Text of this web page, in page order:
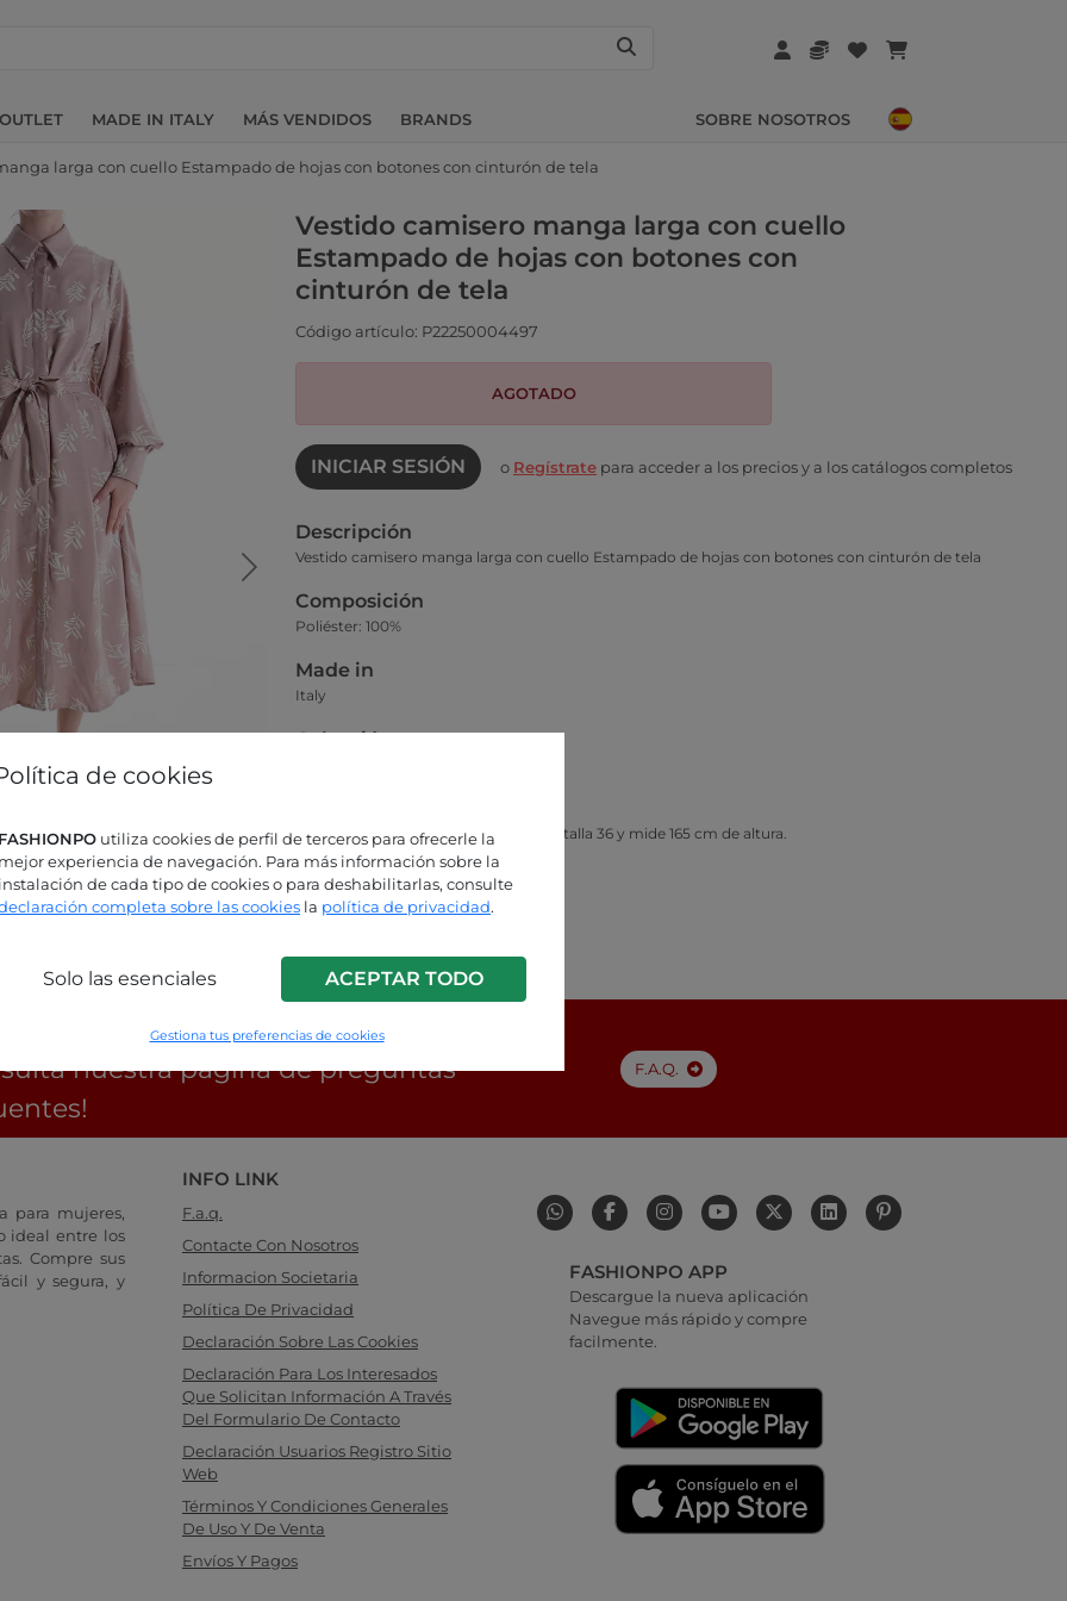
de cookies
utiliza cookies de perfil de terceros para ofrecerle la
experiencia de navegación. Para más información sobre la
de cada tipo de cookies o para deshabilitarlas, consulte
completa sobre las cookies la política de privacidad.
Solo las esenciales ACEPTAR TODO
Gestiona tus preferencias de cookies
OUTLET MADE IN ITALY MÁS VENDIDOS BRANDS SOBRE NOSOTROS
larga con cuello Estampado de hojas con botones con cinturón de tela
Vestido camisero manga larga con cuello
Estampado de hojas con botones con
cinturón de tela
Código artículo: P22250004497
AGOTADO
INICIAR SESIÓN o Regístrate para acceder a los precios y a los catálogos completos
Descripción
Vestido camisero manga larga con cuello Estampado de hojas con botones con cinturón de tela
Composición
Poliéster: 100%
Made in
Italy
Colección
La modelo de la foto principal viste la talla 36 y mide 165 cm de altura.
Guía de tallas
buscando respuestas?
nuestra página de preguntas
F.A.Q.
para mujeres,
ideal entre los
Compre sus
y segura, y
INFO LINK
F.a.q.
Contacte Con Nosotros
Informacion Societaria
Política De Privacidad
Declaración Sobre Las Cookies
Declaración Para Los Interesados
Que Solicitan Información A Través
Del Formulario De Contacto
Declaración Usuarios Registro Sitio
Web
Términos Y Condiciones Generales
De Uso Y De Venta
Envíos Y Pagos
FASHIONPO APP
Descargue la nueva aplicación
Navegue más rápido y compre
facilmente.